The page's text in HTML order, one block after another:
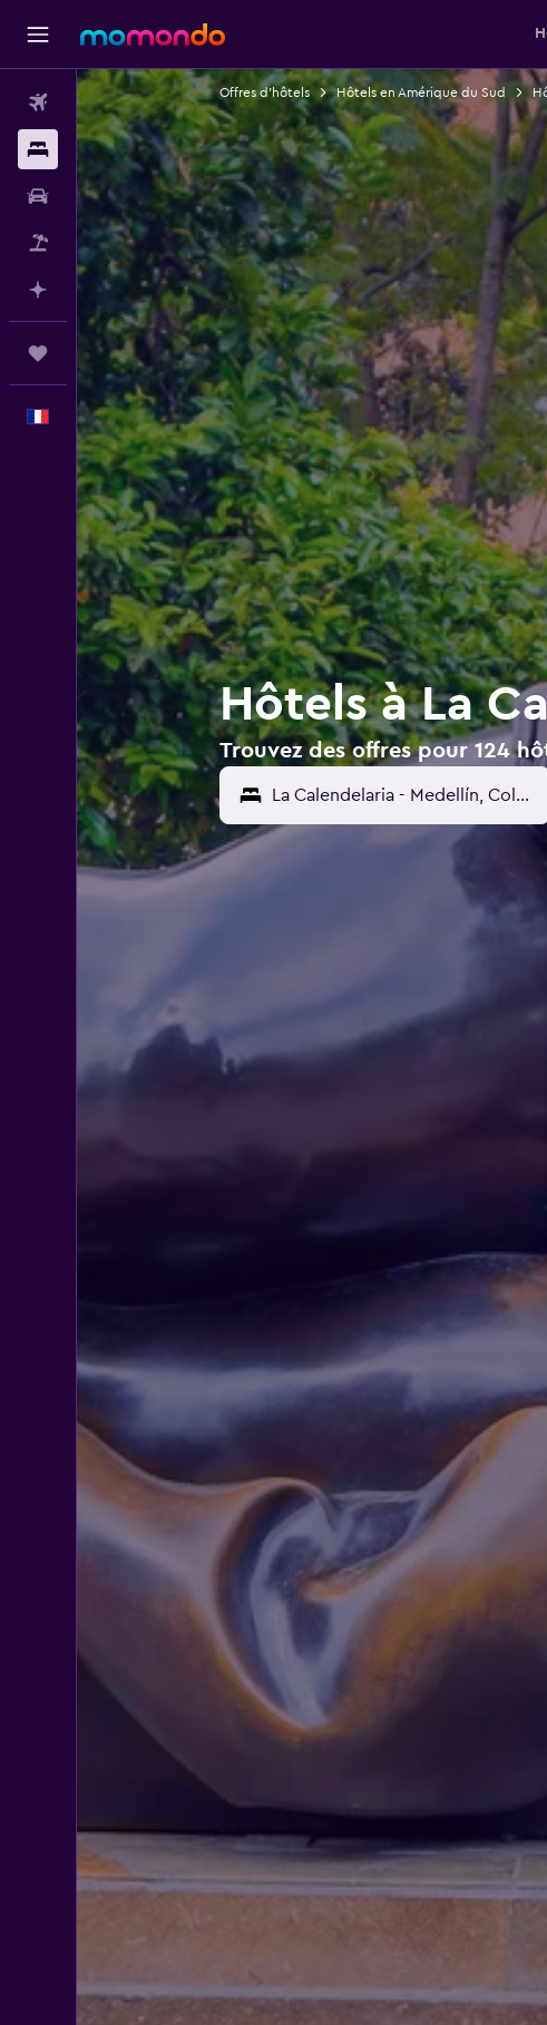
Vols
Hébergements
Voitures
Vol+Hôtel
Planifier avec l’IA
Trips
Français
Offres d’hôtels Hôtels en Amérique du Sud
Hôtels à La
Trouvez des offres pour 124